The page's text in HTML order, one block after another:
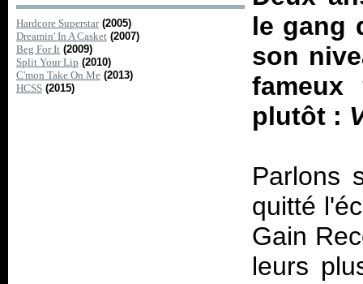
Hardcore Superstar (2005)
Dreamin' In A Casket (2007)
Beg For It (2009)
Split Your Lip (2010)
C'mon Take On Me (2013)
HCSS (2015)
le gang
son
fameux
plutôt :
Parlons
quitté
Gain
leurs